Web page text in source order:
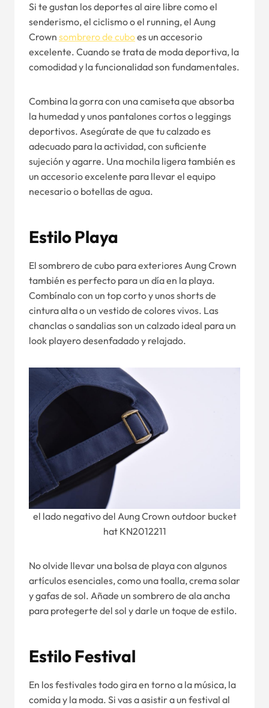
Si te gustan los deportes al aire libre como el
senderismo, el ciclismo o el running, el Aung
Crown sombrero de cuboes un accesorio
excelente. Cuando se trata de moda deportiva, la
comodidad y la funcionalidad son fundamentales.
Combina la gorra con una camiseta que absorba
la humedad y unos pantalones cortos o leggings
deportivos. Asegúrate de que tu calzado es
adecuado para la actividad, con suficiente
sujeción y agarre. Una mochila ligera también es
un accesorio excelente para llevar el equipo
necesario o botellas de agua.
Estilo Playa
El sombrero de cubo para exteriores Aung Crown
también es perfecto para un día en la playa.
Combínalo con un top corto y unos shorts de
cintura alta o un vestido de colores vivos. Las
chanclas o sandalias son un calzado ideal para un
look playero desenfadado y relajado.
el lado negativo del Aung Crown outdoor bucket
hat KN2012211
No olvide llevar una bolsa de playa con algunos
artículos esenciales, como una toalla, crema solar
y gafas de sol. Añade un sombrero de ala ancha
para protegerte del sol y darle un toque de estilo.
Estilo Festival
En los festivales todo gira en torno a la música, la
comida y la moda. Si vas a asistir a un festival al